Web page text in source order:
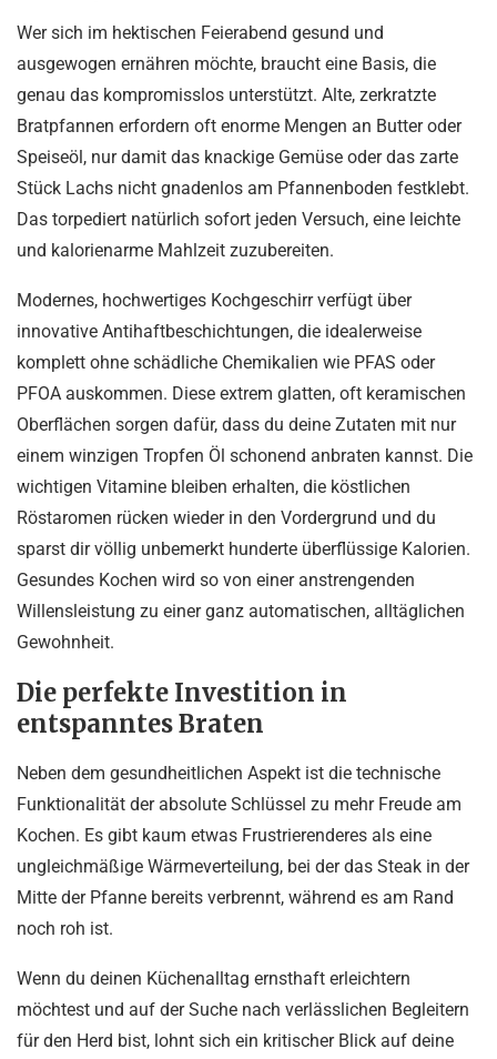
Wer sich im hektischen Feierabend gesund und
ausgewogen ernähren möchte, braucht eine Basis, die
genau das kompromisslos unterstützt. Alte, zerkratzte
Bratpfannen erfordern oft enorme Mengen an Butter oder
Speiseöl, nur damit das knackige Gemüse oder das zarte
Stück Lachs nicht gnadenlos am Pfannenboden festklebt.
Das torpediert natürlich sofort jeden Versuch, eine leichte
und kalorienarme Mahlzeit zuzubereiten.
Modernes, hochwertiges Kochgeschirr verfügt über
innovative Antihaftbeschichtungen, die idealerweise
komplett ohne schädliche Chemikalien wie PFAS oder
PFOA auskommen. Diese extrem glatten, oft keramischen
Oberflächen sorgen dafür, dass du deine Zutaten mit nur
einem winzigen Tropfen Öl schonend anbraten kannst. Die
wichtigen Vitamine bleiben erhalten, die köstlichen
Röstaromen rücken wieder in den Vordergrund und du
sparst dir völlig unbemerkt hunderte überflüssige Kalorien.
Gesundes Kochen wird so von einer anstrengenden
Willensleistung zu einer ganz automatischen, alltäglichen
Gewohnheit.
Die perfekte Investition in
entspanntes Braten
Neben dem gesundheitlichen Aspekt ist die technische
Funktionalität der absolute Schlüssel zu mehr Freude am
Kochen. Es gibt kaum etwas Frustrierenderes als eine
ungleichmäßige Wärmeverteilung, bei der das Steak in der
Mitte der Pfanne bereits verbrennt, während es am Rand
noch roh ist.
Wenn du deinen Küchenalltag ernsthaft erleichtern
möchtest und auf der Suche nach verlässlichen Begleitern
für den Herd bist, lohnt sich ein kritischer Blick auf deine